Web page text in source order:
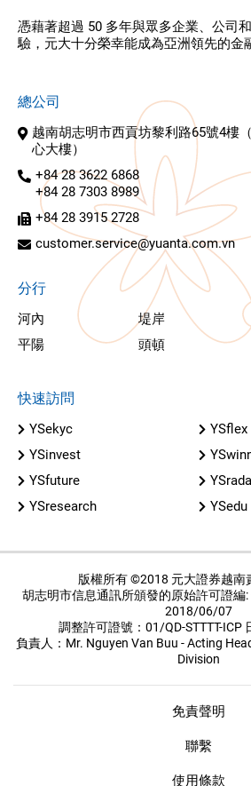
憑藉著超過 50 多年與眾多企業、公司
驗，元大十分榮幸能成為亞洲領先的金
總公司
越南胡志明市西貢坊黎利路65號4樓
心大樓）
+84 28 3622 6868
+84 28 7303 8989
+84 28 3915 2728
customer.service@yuanta.com.vn
分行
河內 堤岸
平陽
頭頓
快速訪問
YSekyc
YSflex
YSinvest
YSfuture
YSresearch
YSedu
版權所有 ©2018 元大證券越南
胡志明市信息通訊所頒發的原始許可證編
2018/06/07
調整許可證號：01/QD-STTTT-ICP
負責人：Mr. Nguyen Van Buu - Acting
Division
免責聲明
聯繫
使用條款